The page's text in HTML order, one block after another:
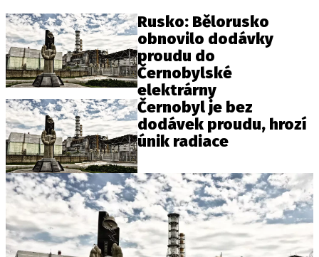
Rusko: Bělorusko
obnovilo dodávky
proudu do
Černobylské
elektrárny
Černobyl je bez
dodávek proudu, hrozí
únik radiace